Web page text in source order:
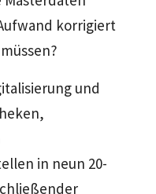
korrigiert
und
in neun 20-